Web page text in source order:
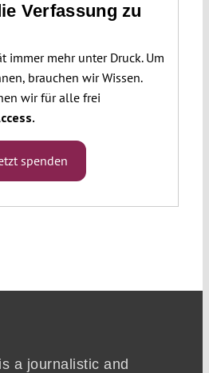
Verfassung zu
immer mehr unter Druck. Um
brauchen wir Wissen.
wir für alle frei
spenden
a journalistic and